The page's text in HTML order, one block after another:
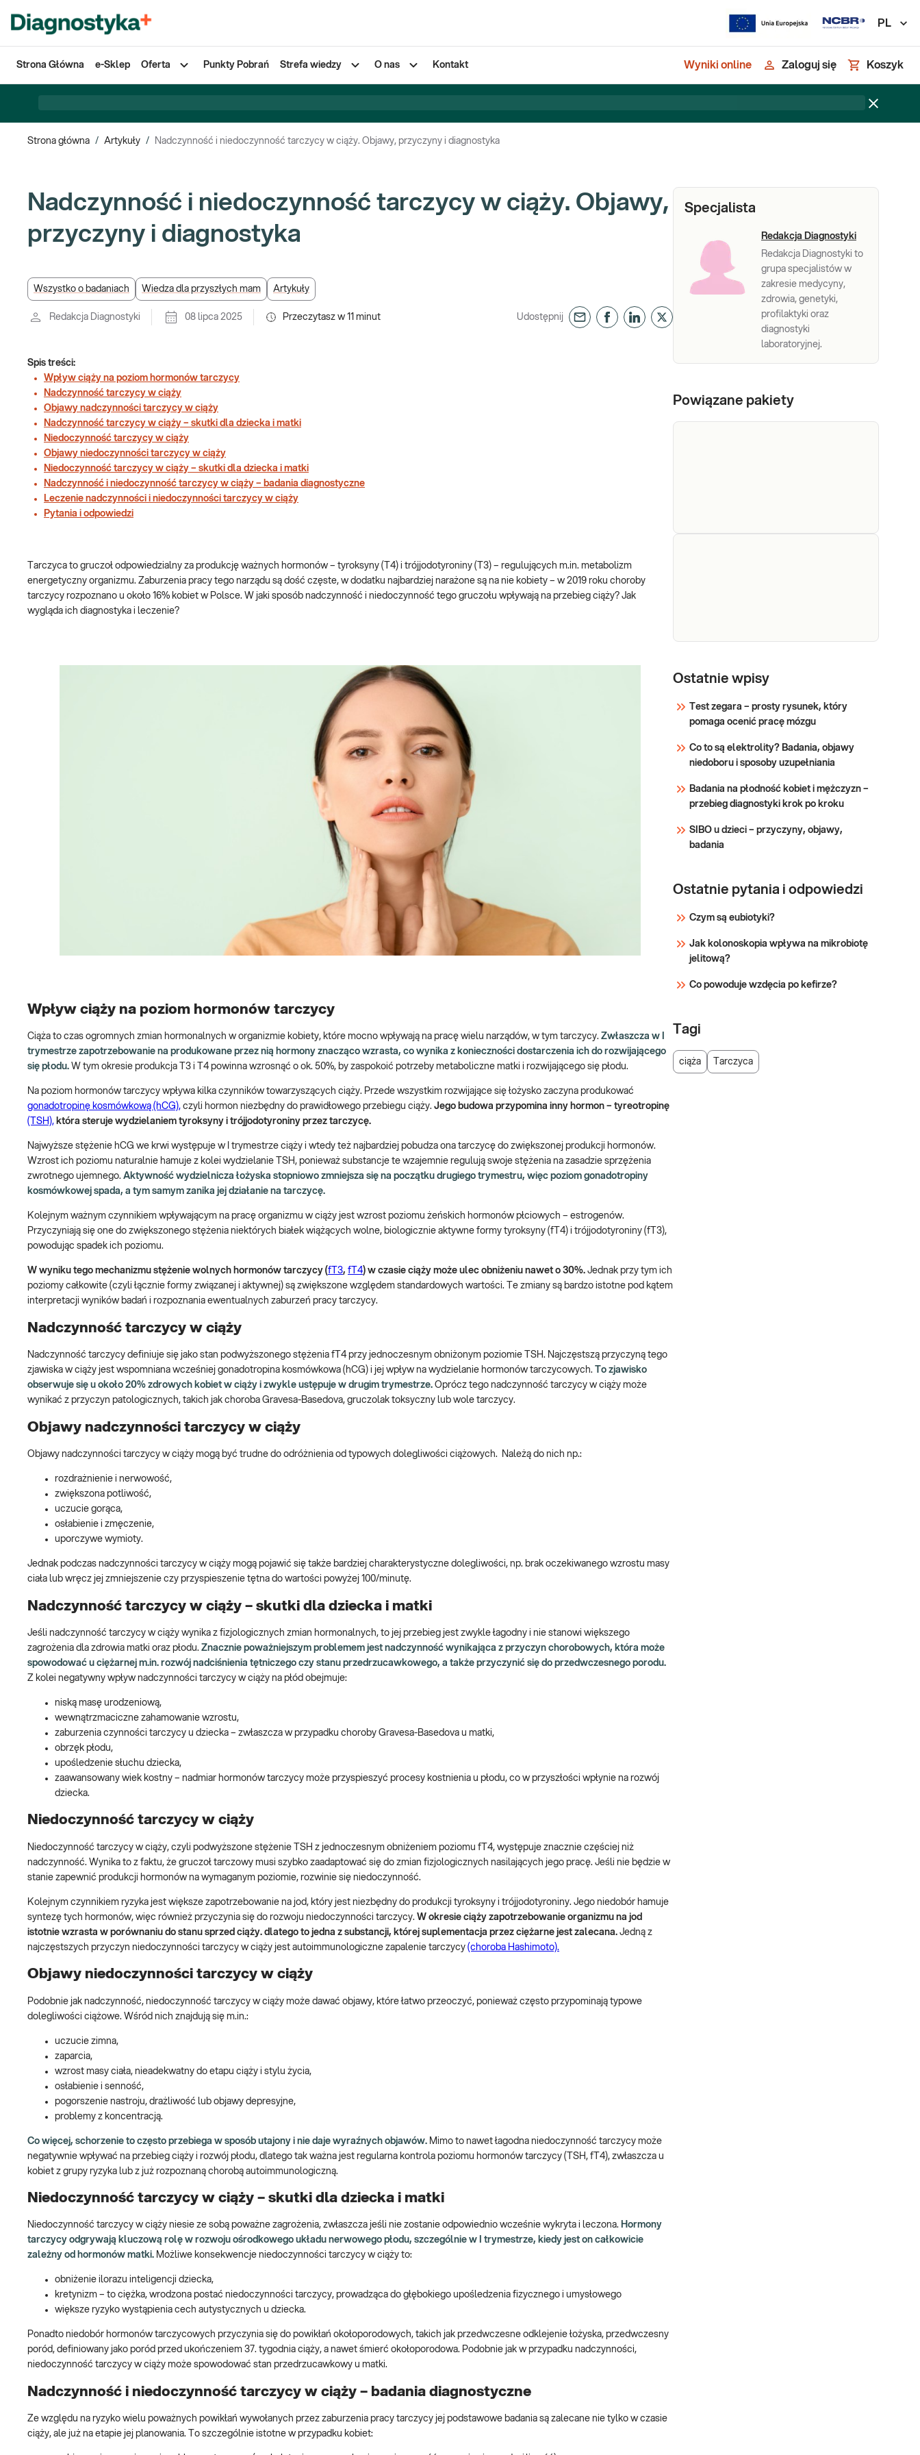
PL
Strona Główna e-Sklep Oferta Punkty Pobrań Strefa wiedzy O nas Kontakt Wyniki online Zaloguj się Koszyk
Strona główna / Artykuły / Nadczynność i niedoczynność tarczycy w ciąży. Objawy, przyczyny i diagnostyka
Nadczynność i niedoczynność tarczycy w ciąży. Objawy,
przyczyny i diagnostyka
Wszystko o badaniach Wiedza dla przyszłych mam Artykuły
Redakcja Diagnostyki 08 lipca 2025 Przeczytasz w 11 minut Udostępnij
Spis treści:
Wpływ ciąży na poziom hormonów tarczycy
Nadczynność tarczycy w ciąży
Objawy nadczynności tarczycy w ciąży
Nadczynność tarczycy w ciąży – skutki dla dziecka i matki
Niedoczynność tarczycy w ciąży
Objawy niedoczynności tarczycy w ciąży
Niedoczynność tarczycy w ciąży – skutki dla dziecka i matki
Nadczynność i niedoczynność tarczycy w ciąży – badania diagnostyczne
Leczenie nadczynności i niedoczynności tarczycy w ciąży
Pytania i odpowiedzi
Tarczyca to gruczoł odpowiedzialny za produkcję ważnych hormonów – tyroksyny (T4) i trójjodotyroniny (T3) – regulujących m.in. metabolizm
energetyczny organizmu. Zaburzenia pracy tego narządu są dość częste, w dodatku najbardziej narażone są na nie kobiety – w 2019 roku choroby
tarczycy rozpoznano u około 16% kobiet w Polsce. W jaki sposób nadczynność i niedoczynność tego gruczołu wpływają na przebieg ciąży? Jak
wygląda ich diagnostyka i leczenie?
Wpływ ciąży na poziom hormonów tarczycy
Ciąża to czas ogromnych zmian hormonalnych w organizmie kobiety, które mocno wpływają na pracę wielu narządów, w tym tarczycy. Zwłaszcza w I
trymestrze zapotrzebowanie na produkowane przez nią hormony znacząco wzrasta, co wynika z konieczności dostarczenia ich do rozwijającego
się płodu. W tym okresie produkcja T3 i T4 powinna wzrosnąć o ok. 50%, by zaspokoić potrzeby metaboliczne matki i rozwijającego się płodu.
Na poziom hormonów tarczycy wpływa kilka czynników towarzyszących ciąży. Przede wszystkim rozwijające się łożysko zaczyna produkować
gonadotropinę kosmówkową (hCG), czyli hormon niezbędny do prawidłowego przebiegu ciąży. Jego budowa przypomina inny hormon – tyreotropinę
(TSH), która steruje wydzielaniem tyroksyny i trójjodotyroniny przez tarczycę.
Najwyższe stężenie hCG we krwi występuje w I trymestrze ciąży i wtedy też najbardziej pobudza ona tarczycę do zwiększonej produkcji hormonów.
Wzrost ich poziomu naturalnie hamuje z kolei wydzielanie TSH, ponieważ substancje te wzajemnie regulują swoje stężenia na zasadzie sprzężenia
zwrotnego ujemnego. Aktywność wydzielnicza łożyska stopniowo zmniejsza się na początku drugiego trymestru, więc poziom gonadotropiny
kosmówkowej spada, a tym samym zanika jej działanie na tarczycę.
Kolejnym ważnym czynnikiem wpływającym na pracę organizmu w ciąży jest wzrost poziomu żeńskich hormonów płciowych – estrogenów.
Przyczyniają się one do zwiększonego stężenia niektórych białek wiążących wolne, biologicznie aktywne formy tyroksyny (fT4) i trójjodotyroniny (fT3),
powodując spadek ich poziomu.
W wyniku tego mechanizmu stężenie wolnych hormonów tarczycy (fT3, fT4) w czasie ciąży może ulec obniżeniu nawet o 30%. Jednak przy tym ich
poziomy całkowite (czyli łącznie formy związanej i aktywnej) są zwiększone względem standardowych wartości. Te zmiany są bardzo istotne pod kątem
interpretacji wyników badań i rozpoznania ewentualnych zaburzeń pracy tarczycy.
Nadczynność tarczycy w ciąży
Nadczynność tarczycy definiuje się jako stan podwyższonego stężenia fT4 przy jednoczesnym obniżonym poziomie TSH. Najczęstszą przyczyną tego
zjawiska w ciąży jest wspomniana wcześniej gonadotropina kosmówkowa (hCG) i jej wpływ na wydzielanie hormonów tarczycowych.
To zjawisko
obserwuje się u około 20% zdrowych kobiet w ciąży i zwykle ustępuje w drugim trymestrze. Oprócz tego nadczynność tarczycy w ciąży może
wynikać z przyczyn patologicznych, takich jak choroba Gravesa-Basedova, gruczolak toksyczny lub wole tarczycy.
Objawy nadczynności tarczycy w ciąży
Objawy nadczynności tarczycy w ciąży mogą być trudne do odróżnienia od typowych dolegliwości ciążowych. Należą do nich np.:
rozdrażnienie i nerwowość,
zwiększona potliwość,
uczucie gorąca,
osłabienie i zmęczenie,
uporczywe wymioty.
Jednak podczas nadczynności tarczycy w ciąży mogą pojawić się także bardziej charakterystyczne dolegliwości, np. brak oczekiwanego wzrostu masy
ciała lub wręcz jej zmniejszenie czy przyspieszenie tętna do wartości powyżej 100/minutę.
Nadczynność tarczycy w ciąży – skutki dla dziecka i matki
Jeśli nadczynność tarczycy w ciąży wynika z fizjologicznych zmian hormonalnych, to jej przebieg jest zwykle łagodny i nie stanowi większego
zagrożenia dla zdrowia matki oraz płodu. Znacznie poważniejszym problemem jest nadczynność wynikająca z przyczyn chorobowych, która może
spowodować u ciężarnej m.in. rozwój nadciśnienia tętniczego czy stanu przedrzucawkowego, a także przyczynić się do przedwczesnego porodu.
Z kolei negatywny wpływ nadczynności tarczycy w ciąży na płód obejmuje:
niską masę urodzeniową,
wewnątrzmaciczne zahamowanie wzrostu,
zaburzenia czynności tarczycy u dziecka – zwłaszcza w przypadku choroby Gravesa-Basedova u matki,
obrzęk płodu,
upośledzenie słuchu dziecka,
zaawansowany wiek kostny – nadmiar hormonów tarczycy może przyspieszyć procesy kostnienia u płodu, co w przyszłości wpłynie na rozwój
dziecka.
Niedoczynność tarczycy w ciąży
Niedoczynność tarczycy w ciąży, czyli podwyższone stężenie TSH z jednoczesnym obniżeniem poziomu fT4, występuje znacznie częściej niż
nadczynność. Wynika to z faktu, że gruczoł tarczowy musi szybko zaadaptować się do zmian fizjologicznych nasilających jego pracę. Jeśli nie będzie w
stanie zapewnić produkcji hormonów na wymaganym poziomie, rozwinie się niedoczynność.
Kolejnym czynnikiem ryzyka jest większe zapotrzebowanie na jod, który jest niezbędny do produkcji tyroksyny i trójjodotyroniny. Jego niedobór hamuje
syntezę tych hormonów, więc również przyczynia się do rozwoju niedoczynności tarczycy. W okresie ciąży zapotrzebowanie organizmu na jod
istotnie wzrasta w porównaniu do stanu sprzed ciąży. dlatego to jedna z substancji, której suplementacja przez ciężarne jest zalecana. Jedną z
najczęstszych przyczyn niedoczynności tarczycy w ciąży jest autoimmunologiczne zapalenie tarczycy (choroba Hashimoto).
Objawy niedoczynności tarczycy w ciąży
Podobnie jak nadczynność, niedoczynność tarczycy w ciąży może dawać objawy, które łatwo przeoczyć, ponieważ często przypominają typowe
dolegliwości ciążowe. Wśród nich znajdują się m.in.:
uczucie zimna,
zaparcia,
wzrost masy ciała, nieadekwatny do etapu ciąży i stylu życia,
osłabienie i senność,
pogorszenie nastroju, drażliwość lub objawy depresyjne,
problemy z koncentracją.
Co więcej, schorzenie to często przebiega w sposób utajony i nie daje wyraźnych objawów. Mimo to nawet łagodna niedoczynność tarczycy może
negatywnie wpływać na przebieg ciąży i rozwój płodu, dlatego tak ważna jest regularna kontrola poziomu hormonów tarczycy (TSH, fT4), zwłaszcza u
kobiet z grupy ryzyka lub z już rozpoznaną chorobą autoimmunologiczną.
Niedoczynność tarczycy w ciąży – skutki dla dziecka i matki
Niedoczynność tarczycy w ciąży niesie ze sobą poważne zagrożenia, zwłaszcza jeśli nie zostanie odpowiednio wcześnie wykryta i leczona. Hormony
tarczycy odgrywają kluczową rolę w rozwoju ośrodkowego układu nerwowego płodu, szczególnie w I trymestrze, kiedy jest on całkowicie
zależny od hormonów matki. Możliwe konsekwencje niedoczynności tarczycy w ciąży to:
obniżenie ilorazu inteligencji dziecka,
kretynizm – to ciężka, wrodzona postać niedoczynności tarczycy, prowadząca do głębokiego upośledzenia fizycznego i umysłowego
większe ryzyko wystąpienia cech autystycznych u dziecka.
Ponadto niedobór hormonów tarczycowych przyczynia się do powikłań okołoporodowych, takich jak przedwczesne odklejenie łożyska, przedwczesny
poród, definiowany jako poród przed ukończeniem 37. tygodnia ciąży, a nawet śmierć okołoporodowa. Podobnie jak w przypadku nadczynności,
niedoczynność tarczycy w ciąży może spowodować stan przedrzucawkowy u matki.
Nadczynność i niedoczynność tarczycy w ciąży – badania diagnostyczne
Ze względu na ryzyko wielu poważnych powikłań wywołanych przez zaburzenia pracy tarczycy jej podstawowe badania są zalecane nie tylko w czasie
ciąży, ale już na etapie jej planowania. To szczególnie istotne w przypadku kobiet:
Specjalista
Redakcja Diagnostyki
Redakcja Diagnostyki to
grupa specjalistów w
zakresie medycyny,
zdrowia, genetyki,
profilaktyki oraz
diagnostyki
laboratoryjnej.
Powiązane pakiety
narządów i układów,
tarczycy, kluczowego dla
wykrycia ewentualnych
niedoborów witam
tarczycowywykonać: Przy
wskazujących na
nadczynność (np.
chudnięcie, uczucie gorąca,
biegunki) lub niedoczynność
przybieranie na wadze,
nietolerancja zimna,
zaparcia). W kontr
Sprawdź
Ostatnie wpisy
Test zegara – prosty rysunek, który
pomaga ocenić pracę mózgu
Co to są elektrolity? Badania, objawy
niedoboru i sposoby uzupełniania
Badania na płodność kobiet i mężczyzn –
przebieg diagnostyki krok po kroku
SIBO u dzieci – przyczyny, objawy,
badania
Ostatnie pytania i odpowiedzi
Czym są eubiotyki?
Jak kolonoskopia wpływa na mikrobiotę
jelitową?
Co powoduje wzdęcia po kefirze?
Tagi
ciąża Tarczyca